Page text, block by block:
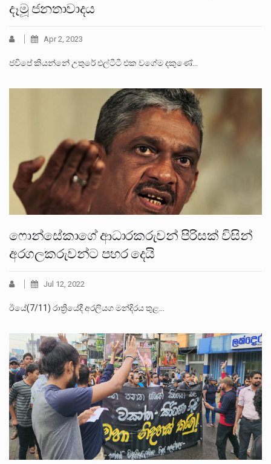
දෑමූ ජනතාවාදය
Apr 2, 2023
ජවිපේ කියන්නේ උතුරේ එල්ටීටී එක වගේම දකුණේ…
ෆොන්සේකාගේ ආධාරකරුවන් පිරිසක් විසින්
අරගලකරුවන්ට පහර දෙයි
Jul 12, 2022
ඊයේ(7/11) රාත්‍රියේදී අරලියග මන්දිරය තුළ…